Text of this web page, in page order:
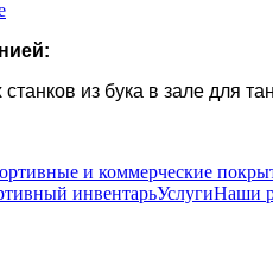
из бука в зале для
и коммерческие
инвентарьУслугиНаши